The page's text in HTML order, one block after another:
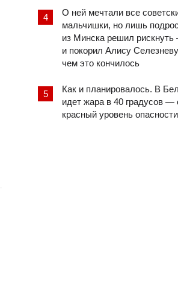
О ней мечтали все
мальчишки, но лишь
из Минска решил
и покорил Алису
чем это кончилось
Как и планировалось. В
идет жара в 40 градусов —
красный уровень опасности